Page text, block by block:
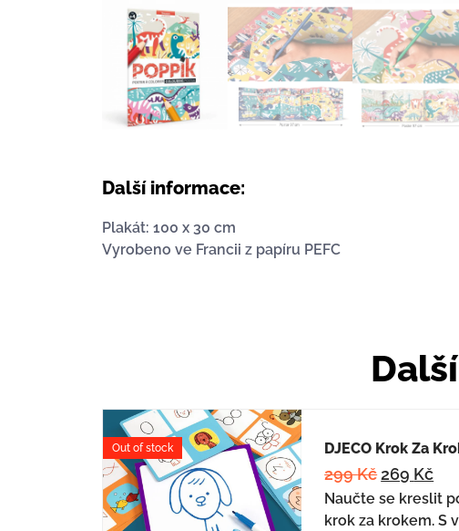
Další informace:
Plakát: 100 x 30 cm
Vyrobeno ve Francii z papíru PEFC
Out of stock DJECO Krok Za
299Kč269 Kč
Naučte se kreslit
krok za krokem. S